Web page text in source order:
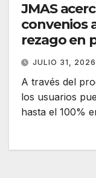
JMAS
convenios
rezago en
JULIO 31, 2026
A través del
los usuarios
hasta el 100%